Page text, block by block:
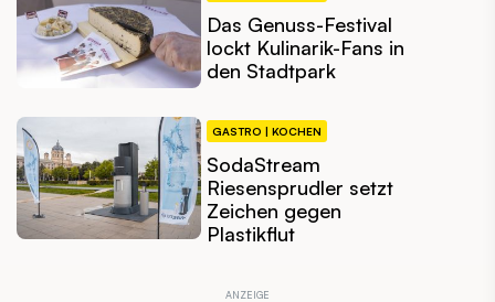
Das Genuss-Festival
lockt Kulinarik-Fans in
den Stadtpark
GASTRO | KOCHEN
SodaStream
Riesensprudler setzt
Zeichen gegen
Plastikflut